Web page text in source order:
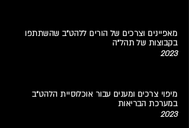
מאפיינים וצרכים של הורים ללהט"ב שהשתתפו
בקבוצות של תהל"ה
2023
מיפוי צרכים ומענים עבור אוכלוסיית הלהט"ב
במערכת הבריאות
2023